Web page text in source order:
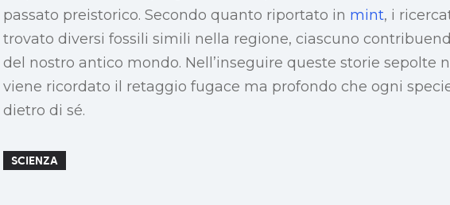
passato preistorico. Secondo quanto riportato in mint, i
trovato diversi fossili simili nella regione, ciascuno
del nostro antico mondo. Nell’inseguire queste storie sepolte
viene ricordato il retaggio fugace ma profondo che ogni
dietro di sé.
SCIENZA